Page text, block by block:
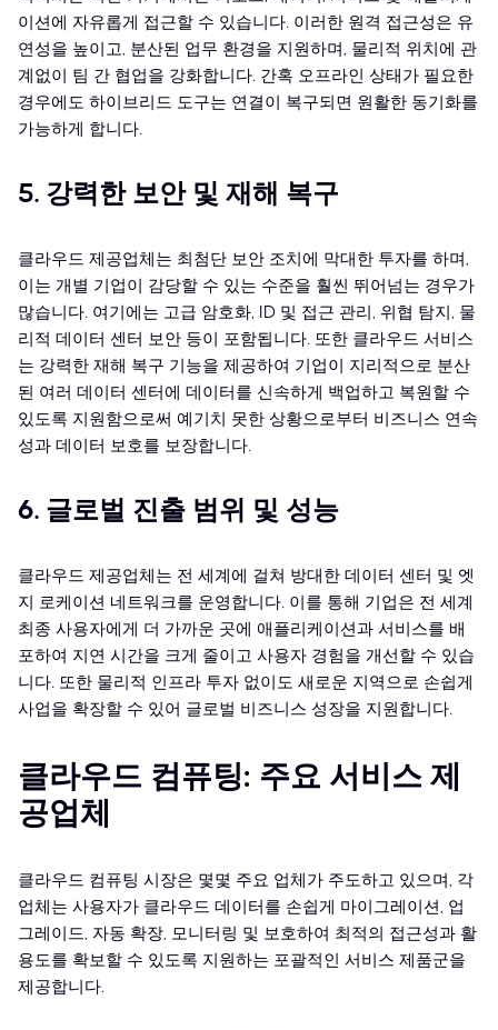
이션에 자유롭게 접근할 수 있습니다. 이러한 원격 접근성은 유
연성을 높이고, 분산된 업무 환경을 지원하며, 물리적 위치에 관
계없이 팀 간 협업을 강화합니다. 간혹 오프라인 상태가 필요한
경우에도 하이브리드 도구는 연결이 복구되면 원활한 동기화를
가능하게 합니다.
5. 강력한 보안 및 재해 복구
클라우드 제공업체는 최첨단 보안 조치에 막대한 투자를 하며,
이는 개별 기업이 감당할 수 있는 수준을 훨씬 뛰어넘는 경우가
많습니다. 여기에는 고급 암호화, ID 및 접근 관리, 위협 탐지, 물
리적 데이터 센터 보안 등이 포함됩니다. 또한 클라우드 서비스
는 강력한 재해 복구 기능을 제공하여 기업이 지리적으로 분산
된 여러 데이터 센터에 데이터를 신속하게 백업하고 복원할 수
있도록 지원함으로써 예기치 못한 상황으로부터 비즈니스 연속
성과 데이터 보호를 보장합니다.
6. 글로벌 진출 범위 및 성능
클라우드 제공업체는 전 세계에 걸쳐 방대한 데이터 센터 및 엣
지 로케이션 네트워크를 운영합니다. 이를 통해 기업은 전 세계
최종 사용자에게 더 가까운 곳에 애플리케이션과 서비스를 배
포하여 지연 시간을 크게 줄이고 사용자 경험을 개선할 수 있습
니다. 또한 물리적 인프라 투자 없이도 새로운 지역으로 손쉽게
사업을 확장할 수 있어 글로벌 비즈니스 성장을 지원합니다.
클라우드 컴퓨팅: 주요 서비스 제
공업체
클라우드 컴퓨팅 시장은 몇몇 주요 업체가 주도하고 있으며, 각
업체는 사용자가 클라우드 데이터를 손쉽게 마이그레이션, 업
그레이드, 자동 확장, 모니터링 및 보호하여 최적의 접근성과 활
용도를 확보할 수 있도록 지원하는 포괄적인 서비스 제품군을
제공합니다.